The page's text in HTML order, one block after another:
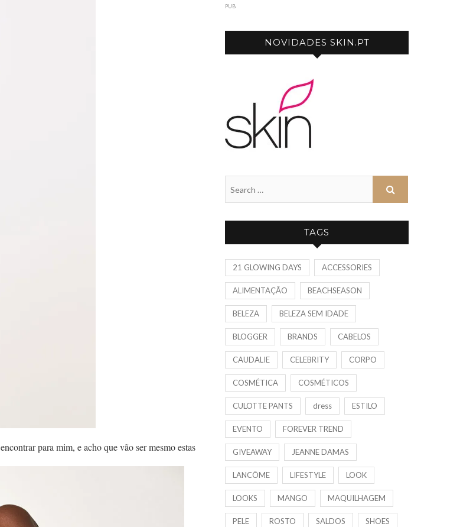
para mim, e acho que vão ser mesmo estas
PUB
NOVIDADES SKIN.PT
TAGS
21 GLOWING DAYS ACCESSORIES
ALIMENTAÇÃO BEACHSEASON
BELEZA BELEZA SEM IDADE
BLOGGER BRANDS CABELOS
CAUDALIE CELEBRITY CORPO
COSMÉTICA COSMÉTICOS
CULOTTE PANTS dress ESTILO
EVENTO FOREVER TREND
GIVEAWAY JEANNE DAMAS
LANCÔME LIFESTYLE LOOK
LOOKS MANGO MAQUILHAGEM
PELE ROSTO SALDOS SHOES